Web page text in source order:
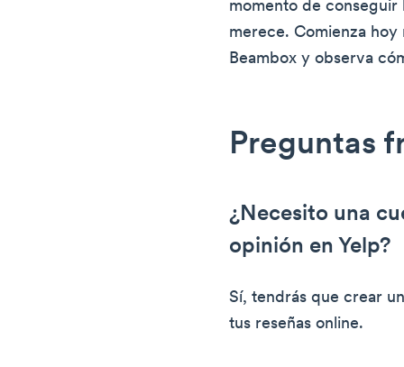
momento de conseguir
merece. Comienza
Beambox y observa
Preguntas
¿Necesito una
opinión en Yelp?
Sí, tendrás que crear
tus reseñas online.